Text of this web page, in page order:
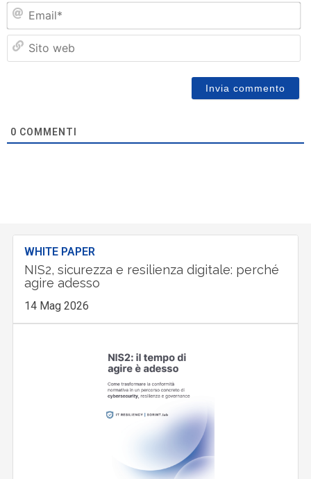
0 COMMENTI
WHITE PAPER
NIS2, sicurezza e resilienza digitale: perché
agire adesso
14 Mag 2026